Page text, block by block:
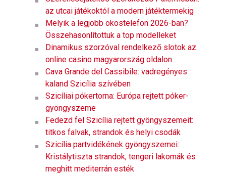
az utcai játékoktól a modern játéktermekig
Melyik a legjobb okostelefon 2026-ban?
Összehasonlítottuk a top modelleket
Dinamikus szorzóval rendelkező slotok az
online casino magyarország oldalon
Cava Grande del Cassibile: vadregényes
kaland Szicília szívében
Szicíliai pókertorna: Európa rejtett póker-
gyöngyszeme
Fedezd fel Szicília rejtett gyöngyszemeit:
titkos falvak, strandok és helyi csodák
Szicília partvidékének gyöngyszemei:
Kristálytiszta strandok, tengeri lakomák és
meghitt mediterrán esték